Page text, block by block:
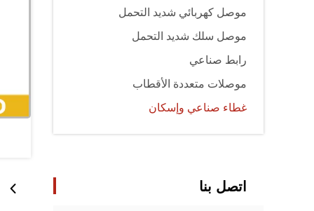
موصل كهربائي شديد التحمل
موصل سلك شديد التحمل
رابط صناعي
موصلات متعددة الأقطاب
غطاء صناعي وإسكان
اتصل بنا